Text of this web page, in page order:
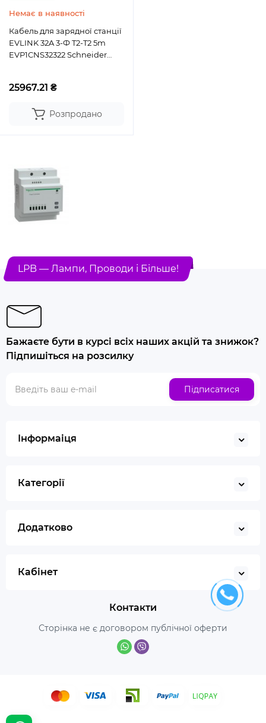
Немає в наявності
Кабель для зарядної станції
EVLINK 32A 3-Ф T2-T2 5m
EVP1CNS32322 Schneider
25967.21 ₴
Розпродано
LPB — Лампи, Проводи і Більше!
Бажаєте бути в курсі всіх наших акцій та знижок?
Підпишіться на розсилку
Підписатися
Інформаіця
Категорії
Додатково
Кабінет
Контакти
Сторінка не є договором публічної оферти